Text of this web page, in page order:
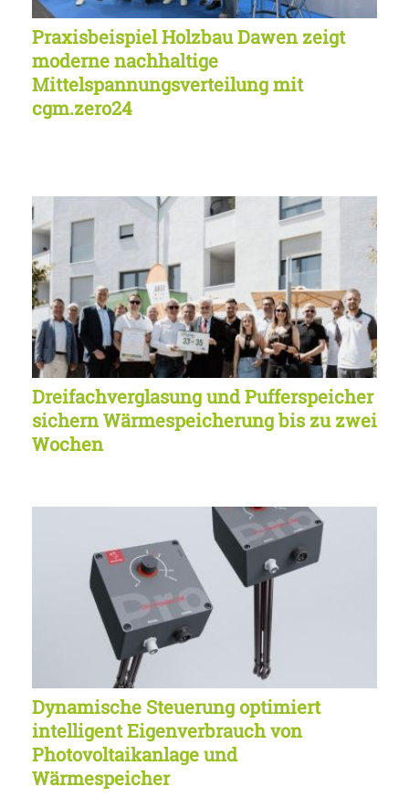
Praxisbeispiel Holzbau Dawen zeigt
moderne nachhaltige
Mittelspannungsverteilung mit
cgm.zero24
Dreifachverglasung und Pufferspeicher
sichern Wärmespeicherung bis zu zwei
Wochen
Dynamische Steuerung optimiert
intelligent Eigenverbrauch von
Photovoltaikanlage und
Wärmespeicher